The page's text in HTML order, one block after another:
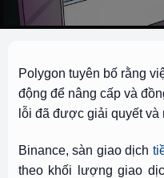
Polygon tuyên bố rằng
động để nâng cấp và
lỗi đã được giải quyết
Binance, sàn giao dịch
theo khối lượng giao